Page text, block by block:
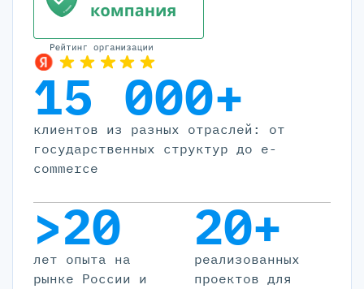
15 000+
клиентов из разных отраслей: от
государственных структур до e-
commerce
>20
лет опыта на
рынке России и
20+
реализованных
проектов для